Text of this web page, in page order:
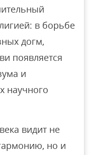
в борьбе
догм,
появляется
и
научного
видит не
но и